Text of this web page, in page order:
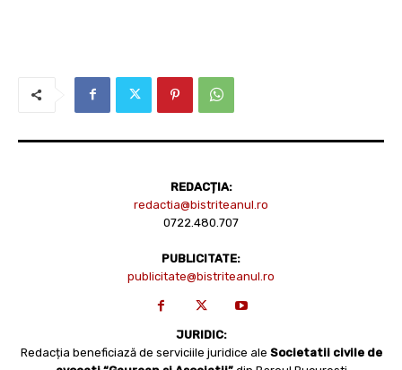
REDACȚIA:
redactia@bistriteanul.ro
0722.480.707
PUBLICITATE:
publicitate@bistriteanul.ro
JURIDIC:
Redacția beneficiază de serviciile juridice ale Societatii civile de